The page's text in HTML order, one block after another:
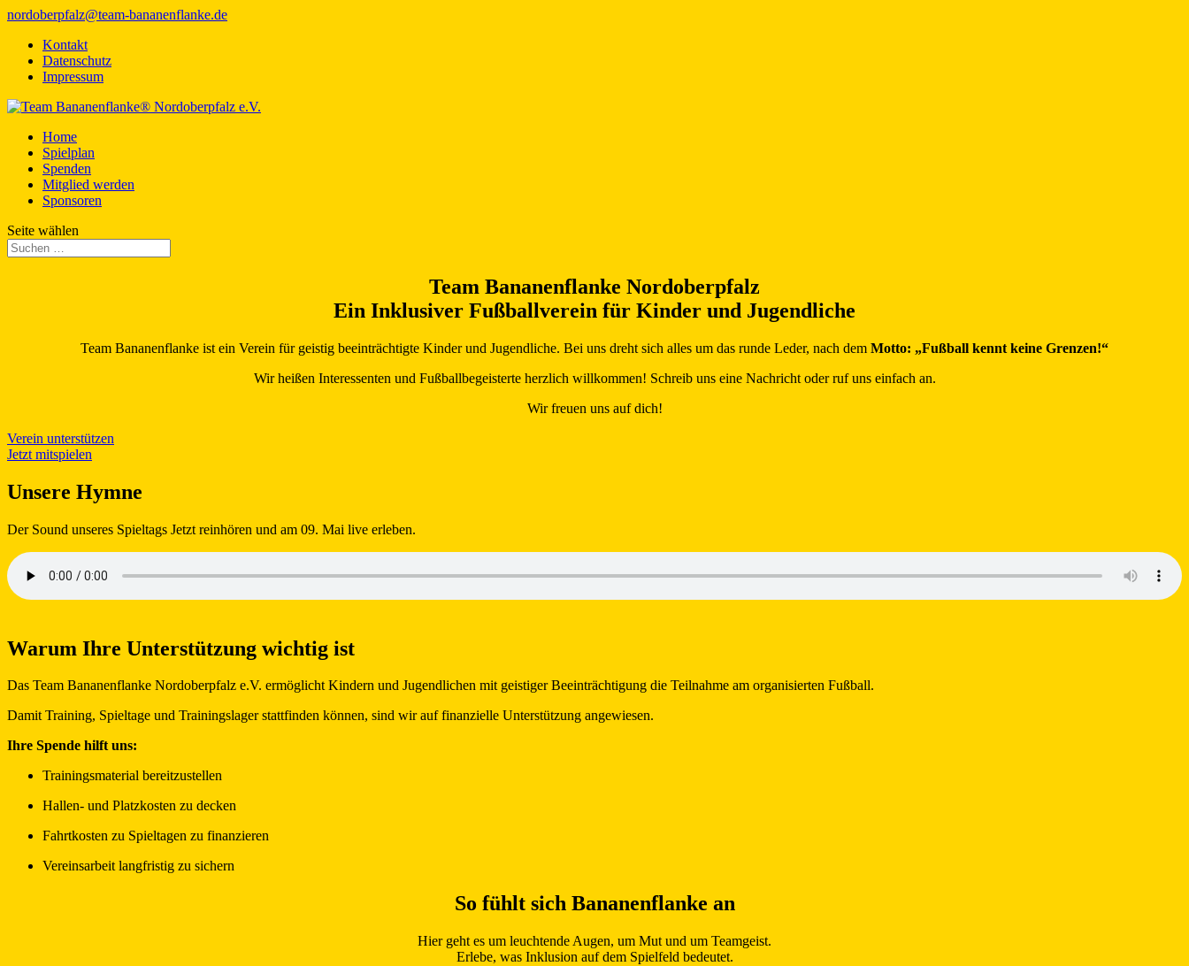
nordoberpfalz@team-bananenflanke.de
Kontakt
Datenschutz
Impressum
Home
Spielplan
Spenden
Mitglied werden
Sponsoren
Seite wählen
Team Bananenflanke Nordoberpfalz
Ein Inklusiver Fußballverein für Kinder und Jugendliche
Team Bananenflanke ist ein Verein für geistig beeinträchtigte Kinder und Jugendliche. Bei uns dreht sich alles um das runde Leder, nach dem Motto: „Fußball kennt keine Grenzen!“
Wir heißen Interessenten und Fußballbegeisterte herzlich willkommen! Schreib uns eine Nachricht oder ruf uns einfach an.
Wir freuen uns auf dich!
Verein unterstützen
Jetzt mitspielen
Unsere Hymne
Der Sound unseres Spieltags Jetzt reinhören und am 09. Mai live erleben.
Warum Ihre Unterstützung wichtig ist
Das Team Bananenflanke Nordoberpfalz e.V. ermöglicht Kindern und Jugendlichen mit geistiger Beeinträchtigung die Teilnahme am organisierten Fußball.
Damit Training, Spieltage und Trainingslager stattfinden können, sind wir auf finanzielle Unterstützung angewiesen.
Ihre Spende hilft uns:
Trainingsmaterial bereitzustellen
Hallen- und Platzkosten zu decken
Fahrtkosten zu Spieltagen zu finanzieren
Vereinsarbeit langfristig zu sichern
So fühlt sich Bananenflanke an
Hier geht es um leuchtende Augen, um Mut und um Teamgeist.
Erlebe, was Inklusion auf dem Spielfeld bedeutet.